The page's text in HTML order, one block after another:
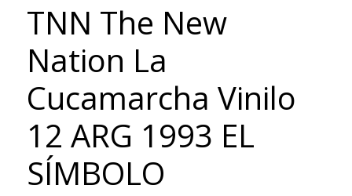
TNN The New
Nation La
Cucamarcha Vinilo
12 ARG 1993 EL
SÍMBOLO